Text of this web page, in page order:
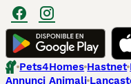
Pets4Homes Hastnet
Annunci Animali